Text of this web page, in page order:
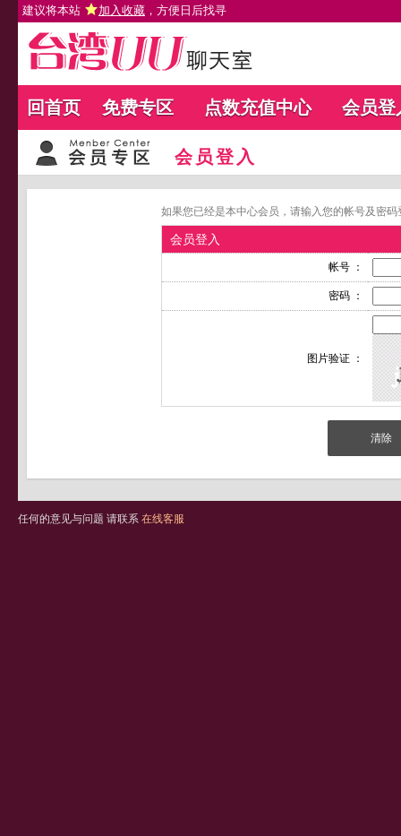
建议将本站 加入收藏 ，方便日后找寻
回首页 免费专区 点数充值中心 会员登
会员登入
如果您已经是本中心会员，请输入您的帐号及密
会员登入
帐号 ：
密码 ：
图片验证 ：
任何的意见与问题 请联系 在线客服